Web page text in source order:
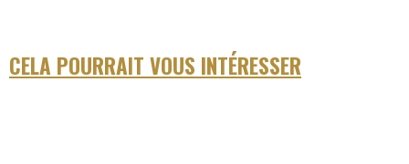
CELA POURRAIT VOUS INTÉRESSER